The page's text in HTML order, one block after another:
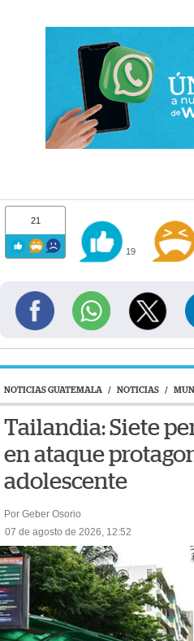
21
19
NOTICIAS GUATEMALA / NOTICIAS /
Tailandia: Siete
en ataque
adolescente
Por Geber Osorio
07 de agosto de 2026, 12:52